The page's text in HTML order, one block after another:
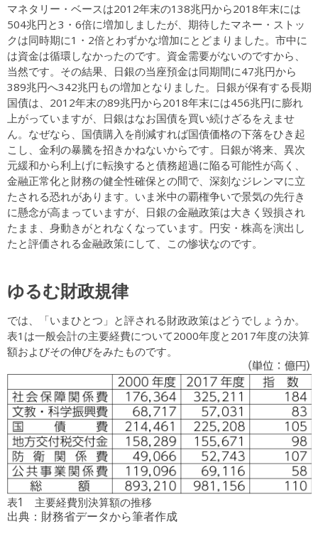
マネタリー・ベースは2012年末の138兆円から2018年末には
504兆円と3・6倍に増加しましたが、期待したマネー・ストッ
クは同時期に1・2倍とわずかな増加にとどまりました。市中に
は資金は循環しなかったのです。資金需要がないのですから、
当然です。その結果、日銀の当座預金は同期間に47兆円から
389兆円へ342兆円もの増加となりました。日銀が保有する長期
国債は、2012年末の89兆円から2018年末には456兆円に膨れ
上がっていますが、日銀はなお国債を買い続けざるをえませ
ん。なぜなら、国債購入を削減すれば国債価格の下落をひき起
こし、金利の暴騰を招きかねないからです。日銀が将来、異次
元緩和から利上げに転換すると債務超過に陥る可能性が高く、
金融正常化と財務の健全性確保との間で、深刻なジレンマに立
たされる恐れがあります。いま米中の覇権争いで景気の先行き
に懸念が高まっていますが、日銀の金融政策は大きく毀損され
たまま、身動きがとれなくなっています。円安・株高を演出し
たと評価される金融政策にして、この惨状なのです。
ゆるむ財政規律
では、「いまひとつ」と評される財政政策はどうでしょうか。
表1は一般会計の主要経費について2000年度と2017年度の決算
額およびその伸びをみたものです。
表1 主要経費別決算額の推移
出典：財務省データから筆者作成